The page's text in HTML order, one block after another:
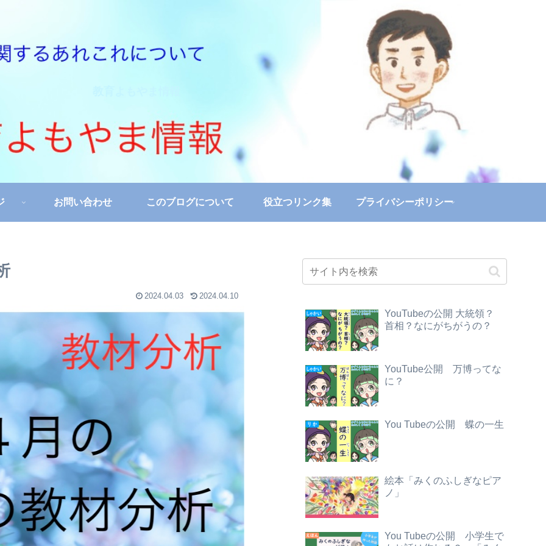
お問い合わせ このブログについて 役立つリンク集 プライバシーポリシー
2024.04.03 2024.04.10
YouTubeの公開 大統領？
首相？なにがちがうの？
YouTube公開 万博ってな
に？
You Tubeの公開 蝶の一生
絵本「みくのふしぎなピア
ノ」
You Tubeの公開 小学生で